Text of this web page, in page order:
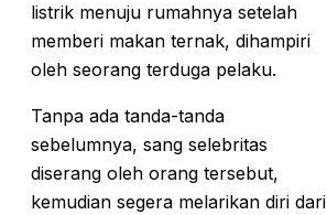
listrik menuju rumahnya setelah
memberi makan ternak, dihampiri
oleh seorang terduga pelaku.
Tanpa ada tanda-tanda
sebelumnya, sang selebritas
diserang oleh orang tersebut,
kemudian segera melarikan diri dari